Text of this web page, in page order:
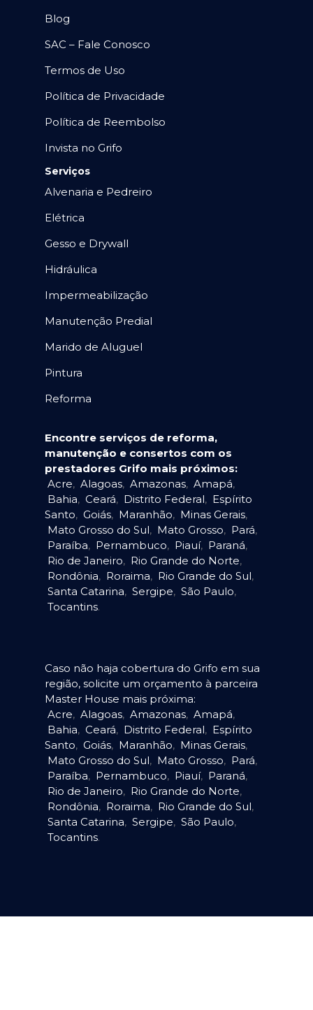
Blog
SAC – Fale Conosco
Termos de Uso
Política de Privacidade
Política de Reembolso
Invista no Grifo
Serviços
Alvenaria e Pedreiro
Elétrica
Gesso e Drywall
Hidráulica
Impermeabilização
Manutenção Predial
Marido de Aluguel
Pintura
Reforma
Encontre serviços de reforma,
manutenção e consertos com os
prestadores Grifo mais próximos:
Acre, Alagoas, Amazonas, Amapá,
Bahia, Ceará, Distrito Federal, Espírito
Santo, Goiás, Maranhão, Minas Gerais,
Mato Grosso do Sul, Mato Grosso, Pará,
Paraíba, Pernambuco, Piauí, Paraná,
Rio de Janeiro, Rio Grande do Norte,
Rondônia, Roraima, Rio Grande do Sul,
Santa Catarina, Sergipe, São Paulo,
Tocantins.
Caso não haja cobertura do Grifo em sua
região, solicite um orçamento à parceira
Master House mais próxima:
Acre, Alagoas, Amazonas, Amapá,
Bahia, Ceará, Distrito Federal, Espírito
Santo, Goiás, Maranhão, Minas Gerais,
Mato Grosso do Sul, Mato Grosso, Pará,
Paraíba, Pernambuco, Piauí, Paraná,
Rio de Janeiro, Rio Grande do Norte,
Rondônia, Roraima, Rio Grande do Sul,
Santa Catarina, Sergipe, São Paulo,
Tocantins.